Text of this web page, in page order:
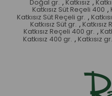
Doğal gr. , Katkısız ,
Katkısız Süt Reçeli 400 ,
Katkısız Süt Reçeli gr. ,
Katkısız Süt gr. , Katkısız
Katkısız Reçeli 400 gr. ,
Katkısız 400 gr. , Katkısız gr.